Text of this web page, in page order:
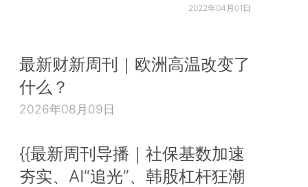
2022年04月01日
最新财新周刊｜欧洲高温改变了
什么？
2026年08月09日
{{最新周刊导播｜社保基数加速
夯实、AI“追光”、韩股杠杆狂潮